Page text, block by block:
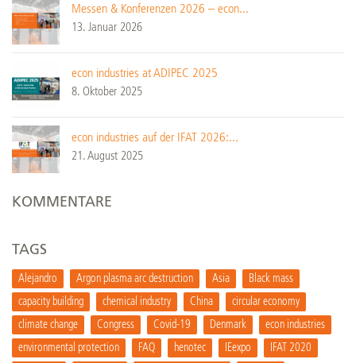
Messen & Konferenzen 2026 – econ...
13. Januar 2026
econ industries at ADIPEC 2025
8. Oktober 2025
econ industries auf der IFAT 2026:...
21. August 2025
KOMMENTARE
TAGS
Alejandro Argon plasma arc destruction Asia
Black mass
capacity building
chemical industry China
circular economy
climate change
Congress Covid-19 Denmark
econ industries
environmental protection
FAQ henotec IEexpo
IFAT 2020